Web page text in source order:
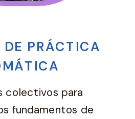
colectivos para
fundamentos de
DE PRÁCTICA